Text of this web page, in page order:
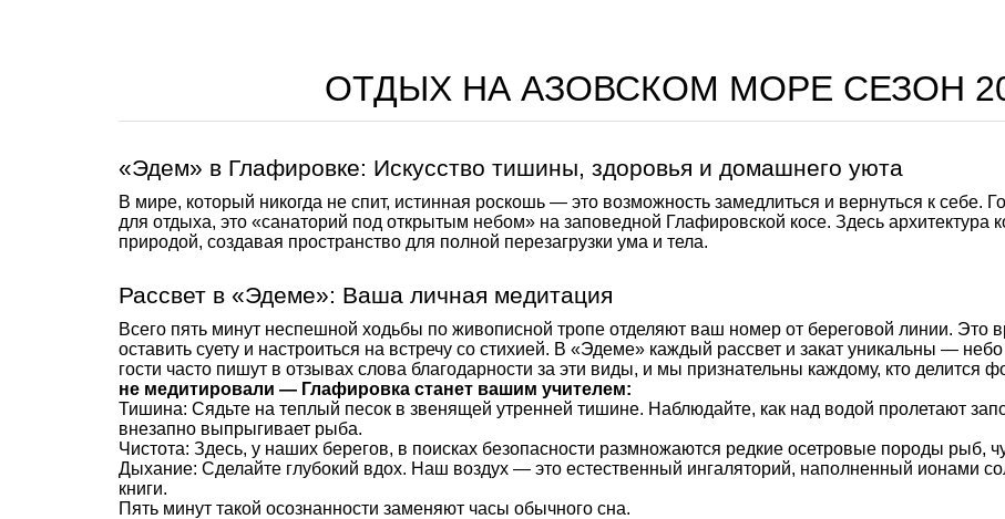
ОТДЫХ НА АЗОВСКОМ МОРЕ СЕЗОН
«Эдем» в Глафировке: Искусство тишины, здоровья и домашнего уюта
В мире, который никогда не спит, истинная роскошь — это возможность замедлиться и вернуться к себе.
для отдыха, это «санаторий под открытым небом» на заповедной Глафировской косе. Здесь архитектура
природой, создавая пространство для полной перезагрузки ума и тела.
Рассвет в «Эдеме»: Ваша личная медитация
Всего пять минут неспешной ходьбы по живописной тропе отделяют ваш номер от береговой линии. Это
оставить суету и настроиться на встречу со стихией. В «Эдеме» каждый рассвет и закат уникальны —
гости часто пишут в отзывах слова благодарности за эти виды, и мы признательны каждому, кто делится
не медитировали — Глафировка станет вашим учителем:
Тишина: Сядьте на теплый песок в звенящей утренней тишине. Наблюдайте, как над водой пролетают
внезапно выпрыгивает рыба.
Чистота: Здесь, у наших берегов, в поисках безопасности размножаются редкие осетровые породы рыб,
Дыхание: Сделайте глубокий вдох. Наш воздух — это естественный ингаляторий, наполненный ионами
книги.
Пять минут такой осознанности заменяют часы обычного сна.